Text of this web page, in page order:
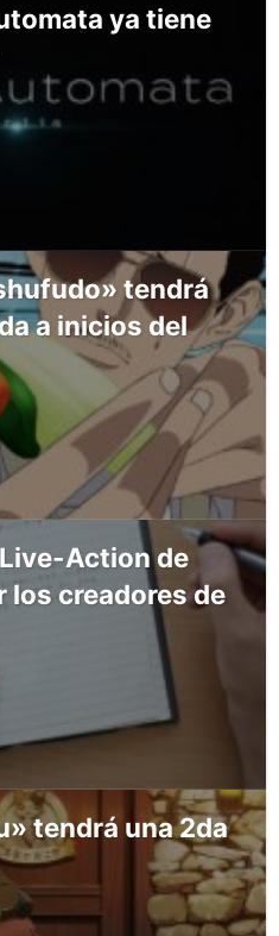
ya tiene
tendrá
a inicios del
Action de
los creadores de
tendrá una 2da